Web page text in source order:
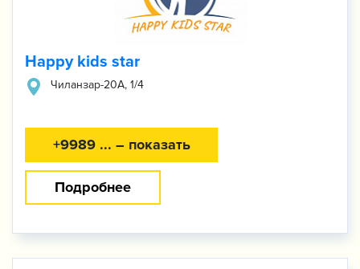
Happy kids star
Чиланзар-20А, 1/4
+9989 ... – показать
Подробнее